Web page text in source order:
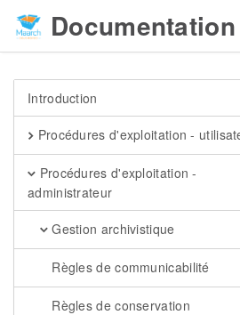
Introduction
Procédures d'exploitation -
Procédures d'exploitation -
administrateur
Gestion archivistique
Règles de communicabilité
Règles de conservation